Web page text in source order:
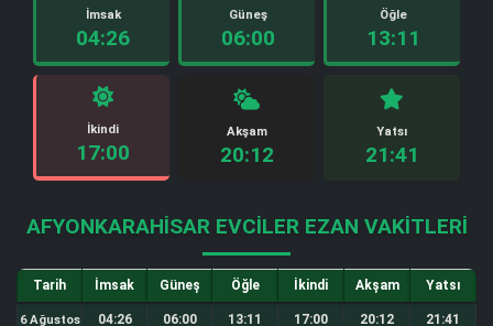
İmsak
04:26
Güneş
06:00
Öğle
13:11
İkindi
17:00
Akşam
20:12
Yatsı
21:41
AFYONKARAHISAR EVCILER EZAN VAKITLERI
Tarih İmsak Güneş Öğle İkindi Akşam Yatsı
6 Ağustos 04:26 06:00 13:11 17:00 20:12 21:41